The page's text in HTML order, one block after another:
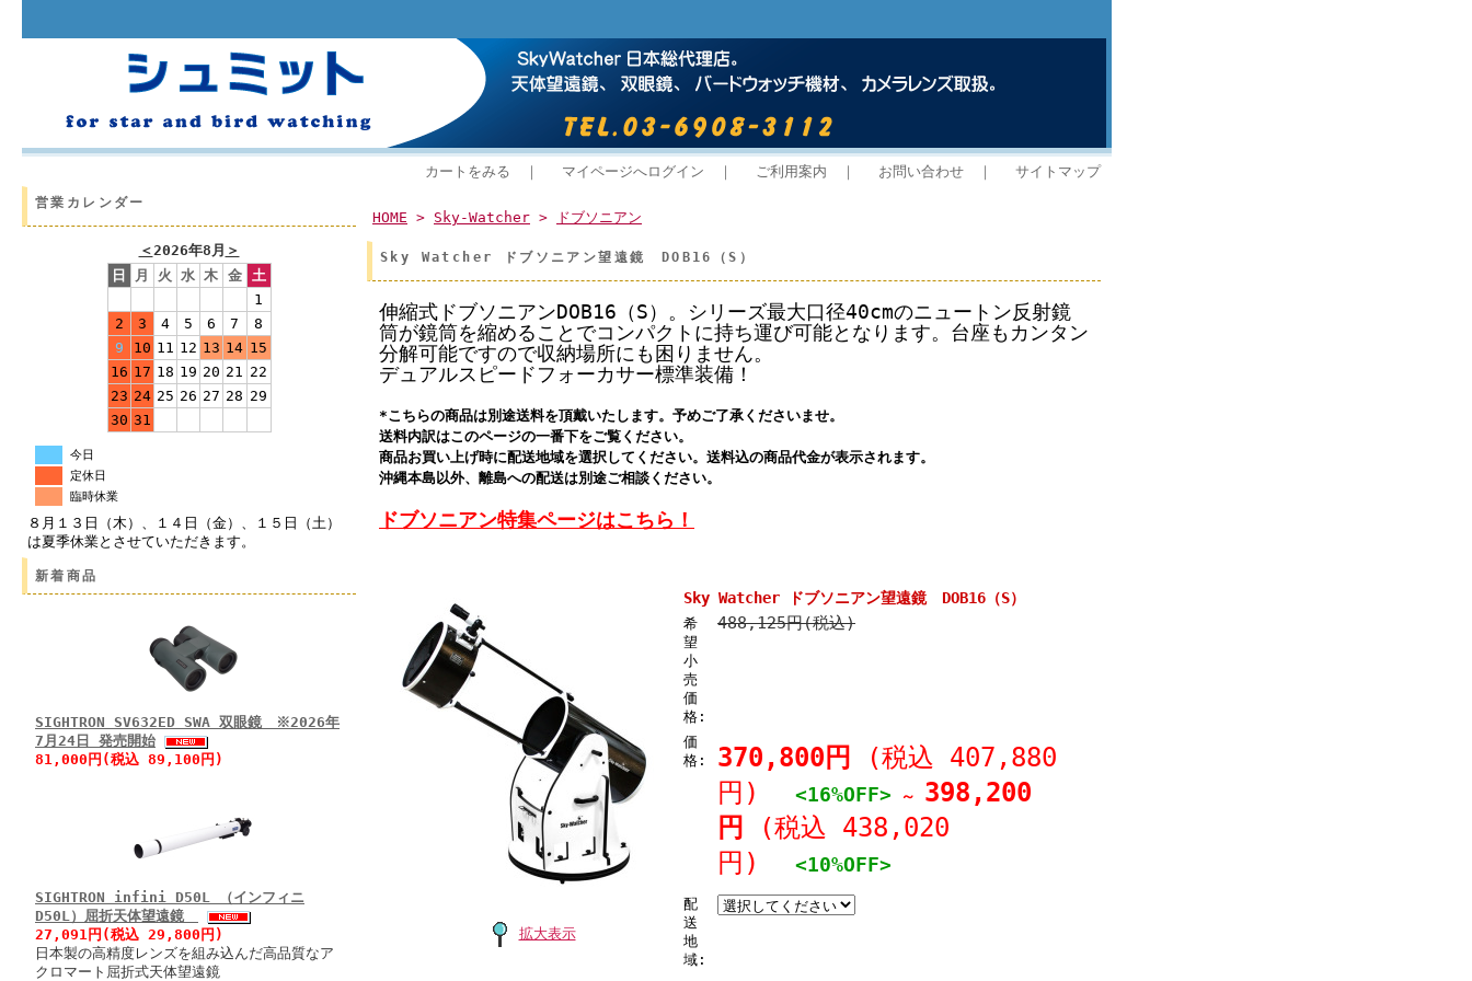
カートをみる ｜ マイページへログイン ｜ ご利用案内 ｜ お問い合わせ ｜ サイトマップ
営業カレンダー
＜2026年8月 ＞
日
月 火 水 木 金
土
1
2
3 4 5 6 7
8
9
10 11 12 13 14 15
16 17 18 19 20 21 22
23 24 25 26 27 28 29
30 31
今日
定休日
臨時休業
８月１３日（木）、１４日（金）、１５日（土）
は夏季休業とさせていただきます。
新着商品
SIGHTRON SV632ED SWA 双眼鏡 ※2026年
7月24日 発売開始
81,000円(税込 89,100円)
SIGHTRON infini D50L （インフィニ
D50L）屈折天体望遠鏡
27,091円(税込 29,800円)
日本製の高精度レンズを組み込んだ高品質なア
クロマート屈折式天体望遠鏡
HOME > Sky-Watcher > ドブソニアン
Sky Watcher ドブソニアン望遠鏡 DOB16（S）
伸縮式ドブソニアンDOB16（S）。シリーズ最大口径40cmのニュートン反射鏡
筒が鏡筒を縮めることでコンパクトに持ち運び可能となります。台座もカンタン
分解可能ですので収納場所にも困りません。
デュアルスピードフォーカサー標準装備！
*こちらの商品は別途送料を頂戴いたします。予めご了承くださいませ。
送料内訳はこのページの一番下をご覧ください。
商品お買い上げ時に配送地域を選択してください。送料込の商品代金が表示されます。
沖縄本島以外、離島への配送は別途ご相談ください。
ドブソニアン特集ページはこちら！
拡大表示
Sky Watcher ドブソニアン望遠鏡 DOB16（S）
希
望
小
売
価
格:
488,125円(税込)
価
格:
370,800円
(税込 407,880
円)
<16%OFF> ～
398,200
円
(税込 438,020
円)
<10%OFF>
配
送
地
域: